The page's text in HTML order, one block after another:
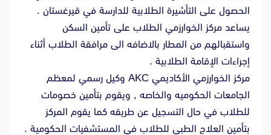
الحصول على التأشيرة الطلابية للدارسة في قيرغستان .
يساعد مركز الخوارزمي الطلاب على تأمين السكن
واستقبالهم من المطار بالاضافه الى مرافقة الطلاب أثناء
إجراءات الإقامة الطلابية .
مركز الخوارزمي الأكاديمي AKC وكيل رسمي لمعظم
الجامعات الحكوميه والخاصه , ويقوم بتأمين خصومات
للطلاب في حال التسجيل عن طريقه كما يقوم المركز
بتأمين العلاج الطبي للطلاب في المستشفيات الحكومية .